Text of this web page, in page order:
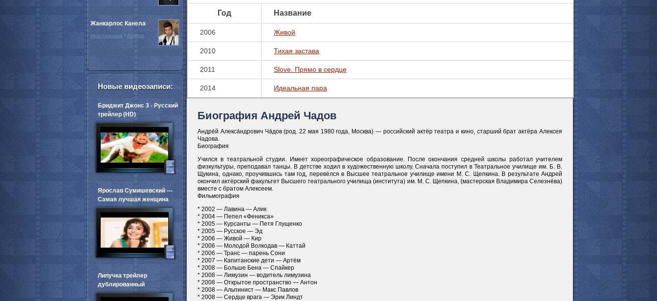
Год Название
2006 Живой
2010 Тихая застава
2011 Slove. Прямо в сердце
2014 Идеальная пара
Биография Андрей Чадов
Андре́й Алекса́ндрович Ча́дов (род. 22 мая 1980 года, Москва) — российский актёр театра и кино, старший брат актёра Алексея
Чадова.
Биография
Учился в театральной студии. Имеет хореографическое образование. После окончания средней школы работал учителем
физкультуры, преподавал танцы. В детстве ходил в художественную школу. Сначала поступил в Театральное училище им. Б. В.
Щукина, однако, проучившись там год, перевёлся в Высшее театральное училище имени М. С. Щепкина. В результате Андрей
окончил актёрский факультет Высшего театрального училища (института) им. М. С. Щепкина, (мастерская Владимира Селезнёва)
вместе с братом Алексеем.
Фильмография
* 2002 — Лавина — Алик
* 2004 — Пепел «Феникса»
* 2005 — Курсанты — Петя Глущенко
* 2005 — Русское — Эд
* 2006 — Живой — Кир
* 2006 — Молодой Волкодав — Каттай
* 2006 — Транс — парень Сони
* 2007 — Капитанские дети — Артём
* 2008 — Больше Бена — Спайкер
* 2008 — Лимузин — водитель лимузина
* 2008 — Открытое пространство — Антон
* 2008 — Альпинист — Макс Павлов
* 2008 — Сердце врага — Эрик Линдт
Жанкарлос Канела
Иностранные / Актёры
все актёры
Новые видеозаписи:
Бриджит Джонс 3 - Русский
трейлер (HD)
Ярослав Сумишевский ---
Самая лучшая женщина
Липучка трейлер
дублированный